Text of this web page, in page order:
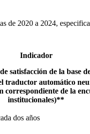
de 2020 a 2024,
Indicador
satisfacción de la base
traductor automático
de la
institucionales)**
dos años